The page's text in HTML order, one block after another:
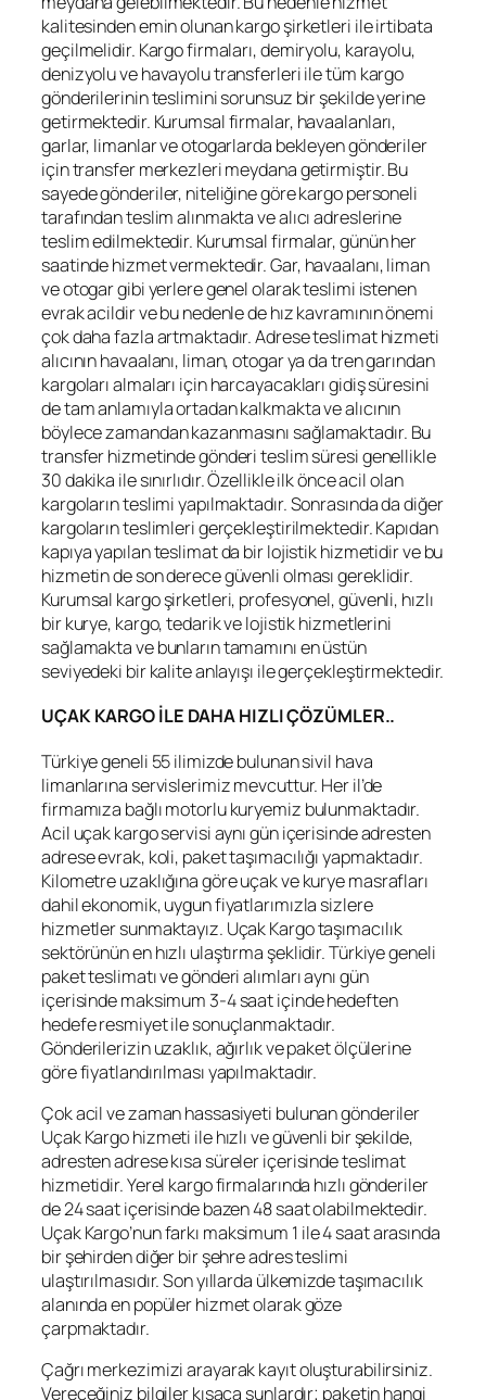
kalitesinden emin olunan kargo şirketleri ile irtibata
geçilmelidir. Kargo firmaları, demiryolu, karayolu,
denizyolu ve havayolu transferleri ile tüm kargo
gönderilerinin teslimini sorunsuz bir şekilde yerine
getirmektedir. Kurumsal firmalar, havaalanları,
garlar, limanlar ve otogarlarda bekleyen gönderiler
için transfer merkezleri meydana getirmiştir. Bu
sayede gönderiler, niteliğine göre kargo personeli
tarafından teslim alınmakta ve alıcı adreslerine
teslim edilmektedir. Kurumsal firmalar, günün her
saatinde hizmet vermektedir. Gar, havaalanı, liman
ve otogar gibi yerlere genel olarak teslimi istenen
evrak acildir ve bu nedenle de hız kavramının önemi
çok daha fazla artmaktadır. Adrese teslimat hizmeti
alıcının havaalanı, liman, otogar ya da tren garından
kargoları almaları için harcayacakları gidiş süresini
de tam anlamıyla ortadan kalkmakta ve alıcının
böylece zamandan kazanmasını sağlamaktadır. Bu
transfer hizmetinde gönderi teslim süresi genellikle
30 dakika ile sınırlıdır. Özellikle ilk önce acil olan
kargoların teslimi yapılmaktadır. Sonrasında da diğer
kargoların teslimleri gerçekleştirilmektedir. Kapıdan
kapıya yapılan teslimat da bir lojistik hizmetidir ve bu
hizmetin de son derece güvenli olması gereklidir.
Kurumsal kargo şirketleri, profesyonel, güvenli, hızlı
bir kurye, kargo, tedarik ve lojistik hizmetlerini
sağlamakta ve bunların tamamını en üstün
seviyedeki bir kalite anlayışı ile gerçekleştirmektedir.
UÇAK KARGO İLE DAHA HIZLI ÇÖZÜMLER..
Türkiye geneli 55 ilimizde bulunan sivil hava
limanlarına servislerimiz mevcuttur. Her il’de
firmamıza bağlı motorlu kuryemiz bulunmaktadır.
Acil uçak kargo servisi aynı gün içerisinde adresten
adrese evrak, koli, paket taşımacılığı yapmaktadır.
Kilometre uzaklığına göre uçak ve kurye masrafları
dahil ekonomik, uygun fiyatlarımızla sizlere
hizmetler sunmaktayız. Uçak Kargo taşımacılık
sektörünün en hızlı ulaştırma şeklidir. Türkiye geneli
paket teslimatı ve gönderi alımları aynı gün
içerisinde maksimum 3-4 saat içinde hedeften
hedefe resmiyet ile sonuçlanmaktadır.
Gönderilerizin uzaklık, ağırlık ve paket ölçülerine
göre fiyatlandırılması yapılmaktadır.
Çok acil ve zaman hassasiyeti bulunan gönderiler
Uçak Kargo hizmeti ile hızlı ve güvenli bir şekilde,
adresten adrese kısa süreler içerisinde teslimat
hizmetidir. Yerel kargo firmalarında hızlı gönderiler
de 24 saat içerisinde bazen 48 saat olabilmektedir.
Uçak Kargo’nun farkı maksimum 1 ile 4 saat arasında
bir şehirden diğer bir şehre adres teslimi
ulaştırılmasıdır. Son yıllarda ülkemizde taşımacılık
alanında en popüler hizmet olarak göze
çarpmaktadır.
Çağrı merkezimizi arayarak kayıt oluşturabilirsiniz.
Vereceğiniz bilgiler kısaca şunlardır; paketin hangi